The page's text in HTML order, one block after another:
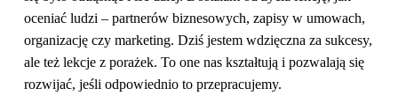
oceniać ludzi – partnerów biznesowych, zapisy w umowach,
organizację czy marketing. Dziś jestem wdzięczna za sukcesy,
ale też lekcje z porażek. To one nas kształtują i pozwalają się
rozwijać, jeśli odpowiednio to przepracujemy.